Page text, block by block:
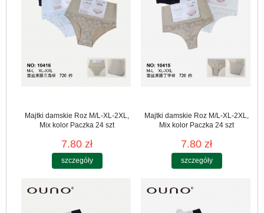
Majtki damskie Roz M/L-XL-2XL,
Mix kolor Paczka 24 szt
7.80 zł
szczegóły
Majtki damskie Roz M/L-XL-2XL,
Mix kolor Paczka 24 szt
7.80 zł
szczegóły